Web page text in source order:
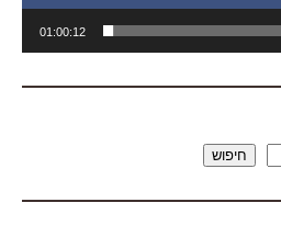
01:00:12
חיפוש